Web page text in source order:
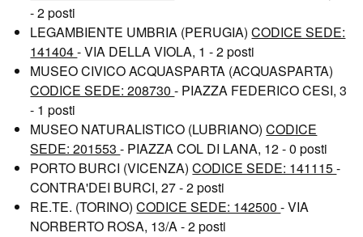
- 2 posti
LEGAMBIENTE UMBRIA (PERUGIA)CODICE SEDE:
141404- VIA DELLA VIOLA, 1 - 2 posti
MUSEO CIVICO ACQUASPARTA (ACQUASPARTA)
CODICE SEDE: 208730- PIAZZA FEDERICO CESI, 3
- 1 posti
MUSEO NATURALISTICO (LUBRIANO)CODICE
SEDE: 201553- PIAZZA COL DI LANA, 12 - 0 posti
PORTO BURCI (VICENZA)CODICE SEDE: 141115-
CONTRA'DEI BURCI, 27 - 2 posti
RE.TE. (TORINO)CODICE SEDE: 142500- VIA
NORBERTO ROSA, 13/A - 2 posti